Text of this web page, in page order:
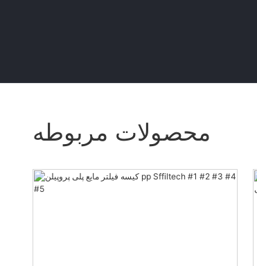
محصولات مربوطه